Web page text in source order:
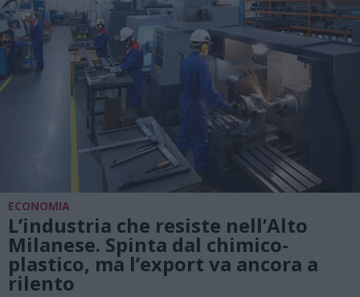
ECONOMIA
L’industria che resiste nell’Alto
Milanese. Spinta dal chimico-
plastico, ma l’export va ancora a
rilento